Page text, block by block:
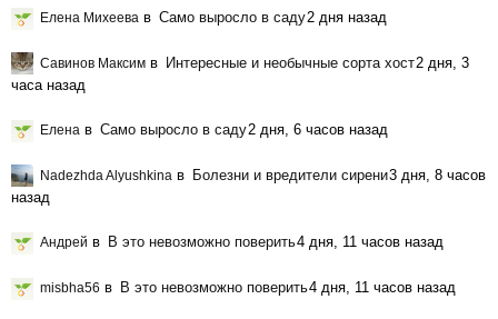
Елена Михеева в Само выросло в саду2 дня назад
Савинов Максим в Интересные и необычные сорта хост2 дня, 3
часа назад
Елена в Само выросло в саду2 дня, 6 часов назад
Nadezhda Alyushkina в Болезни и вредители сирени3 дня, 8 часов
назад
Андрей в В это невозможно поверить4 дня, 11 часов назад
misbha56 в В это невозможно поверить4 дня, 11 часов назад